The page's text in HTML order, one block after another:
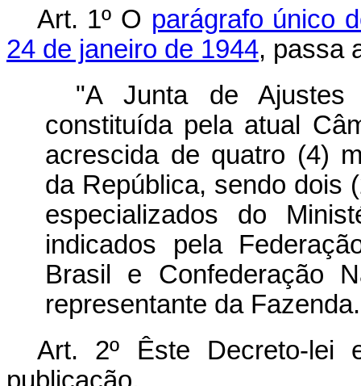
Art. 1º O parágrafo único
24 de janeiro de 1944, passa
"A Junta de Ajustes
constituída pela atual
acrescida de quatro (4)
da República, sendo dois
especializados do
indicados pela
Brasil e Confederação
representante da
Art. 2º Êste Decreto-lei